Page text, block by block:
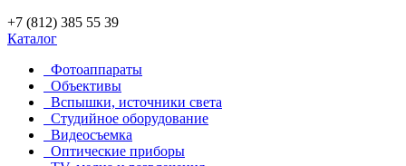
+7 (812) 385 55 39
Каталог
Фотоаппараты
Объективы
Вспышки, источники света
Студийное оборудование
Видеосъемка
Оптические приборы